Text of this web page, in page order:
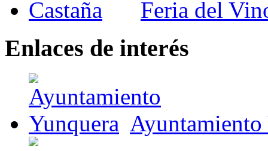
Feria del
Enlaces de interés
Ayuntamiento